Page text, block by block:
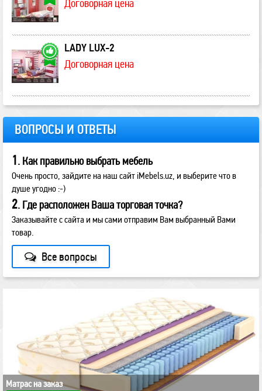
Договорная цена
LADY LUX-2
Договорная цена
ВОПРОСЫ И ОТВЕТЫ
1 . Как правильно выбрать мебель
Очень просто, зайдите на наш сайт iMebels.uz, и выберите что в
душе угодно :-)
2. Где расположен Ваша торговая точка?
Заказывайте с сайта и мы сами отправим Вам выбранный Вами
товар.
Все вопросы
Матрас на заказ